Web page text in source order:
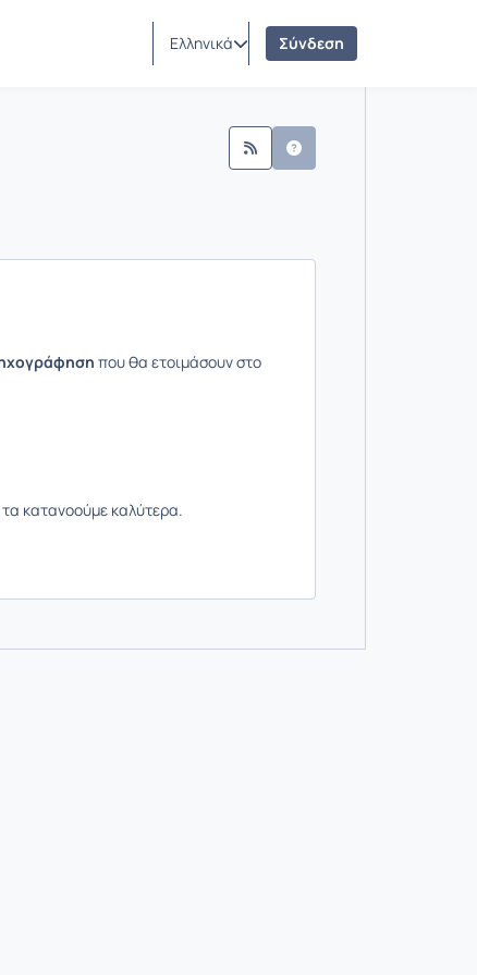
Ελληνικά Σύνδεση
που θα ετοιμάσουν στο
κατανοούμε καλύτερα.